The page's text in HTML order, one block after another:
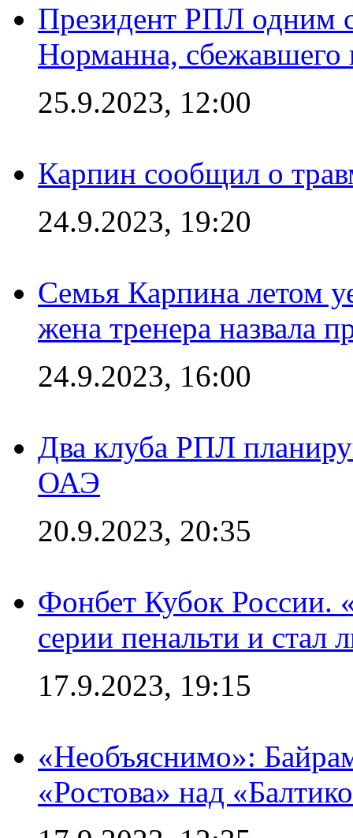
Президент РПЛ одним
Норманна, сбежавшего
25.9.2023, 12:00
Карпин сообщил о
24.9.2023, 19:20
Семья Карпина летом
жена тренера назвала
24.9.2023, 16:00
Два клуба РПЛ
ОАЭ
20.9.2023, 20:35
Фонбет Кубок России.
серии пенальти и стал
17.9.2023, 19:15
«Необъяснимо»:
«Ростова» над